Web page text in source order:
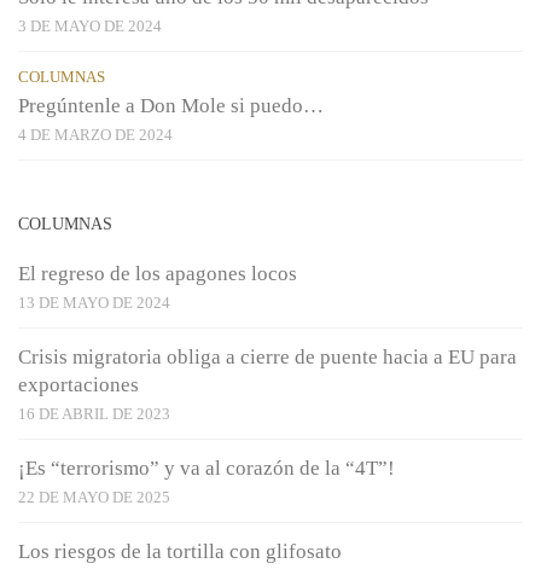
3 DE MAYO DE 2024
COLUMNAS
Pregúntenle a Don Mole si puedo…
4 DE MARZO DE 2024
COLUMNAS
El regreso de los apagones locos
13 DE MAYO DE 2024
Crisis migratoria obliga a cierre de puente hacia a EU para
exportaciones
16 DE ABRIL DE 2023
¡Es “terrorismo” y va al corazón de la “4T”!
22 DE MAYO DE 2025
Los riesgos de la tortilla con glifosato